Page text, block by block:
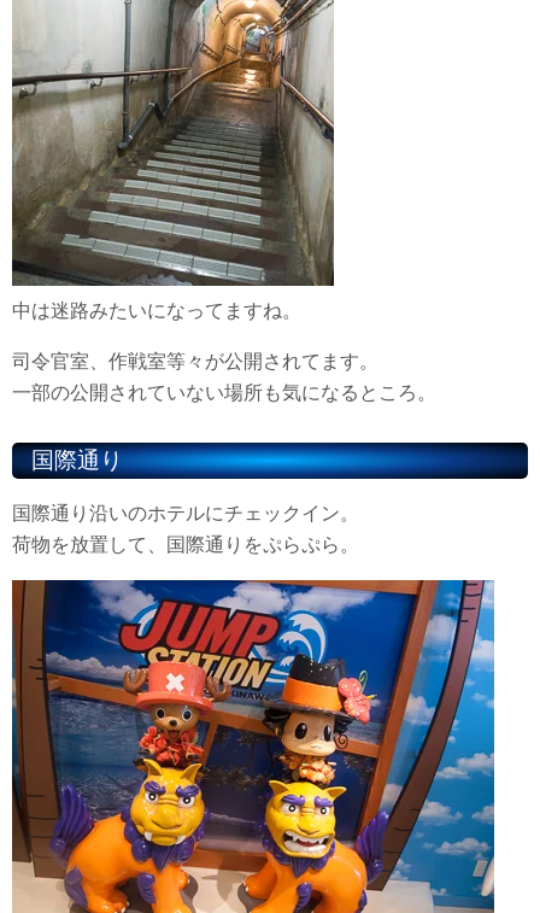
中は迷路みたいになってますね。
司令官室、作戦室等々が公開されてます。
一部の公開されていない場所も気になるところ。
国際通り
国際通り沿いのホテルにチェックイン。
荷物を放置して、国際通りをぷらぷら。